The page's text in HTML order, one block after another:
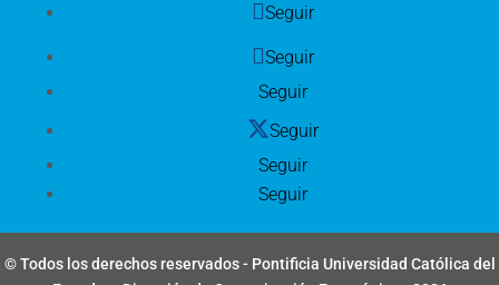
Seguir
Seguir
Seguir
Seguir
Seguir
Seguir
© Todos los derechos reservados - Pontificia Universidad Católica del